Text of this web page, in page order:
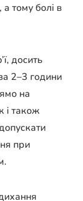
тому болі в
досить
2–3 години
на
і також
при